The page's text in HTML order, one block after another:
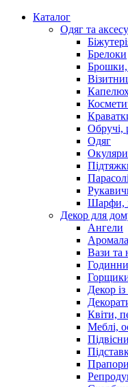
Каталог
Oдяг та
Брелоки
Обручі,
Одяг
Окуляри
Парасолі
Шарфи,
Декор для
Ангели
Вази та
Горщики
Декор
Квіти,
Меблі,
Прапори